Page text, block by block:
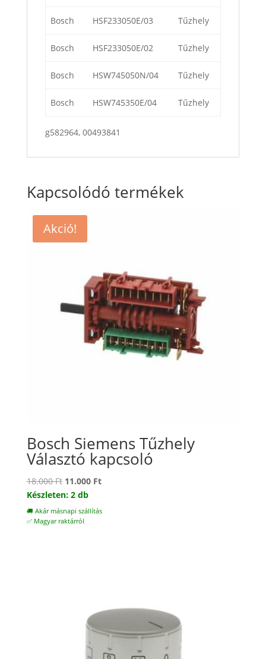
Bosch HSF233050E/03 Tűzhely
Bosch HSF233050E/02 Tűzhely
Bosch HSW745050N/04 Tűzhely
Bosch HSW745350E/04 Tűzhely
g582964, 00493841
Kapcsolódó termékek
Akció!
Bosch Siemens Tűzhely
Választó kapcsoló
18.000Ft Original
price
was:
18.000 Ft.
11.000 FtCurrent
is:
Készleten: 2 db
🚚 Akár másnapi szállítás
✅ Magyar raktárról